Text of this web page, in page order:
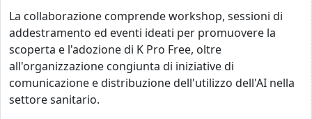
La collaborazione comprende workshop, sessioni di
addestramento ed eventi ideati per promuovere la
scoperta e l'adozione di K Pro Free, oltre
all'organizzazione congiunta di iniziative di
comunicazione e distribuzione dell'utilizzo dell'AI nella
settore sanitario.